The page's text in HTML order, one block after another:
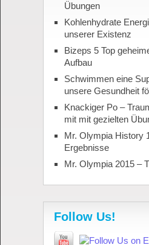
Übungen
Kohlenhydrate
unserer Existenz
Bizeps 5 Top
Aufbau
Schwimmen eine
unsere Gesundheit
Knackiger Po –
mit mit gezielten
Mr. Olympia History
Ergebnisse
Mr. Olympia 2015 –
Follow Us!